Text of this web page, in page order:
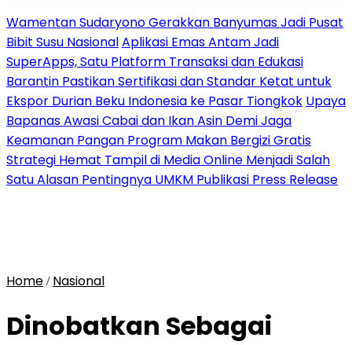
Wamentan Sudaryono Gerakkan Banyumas Jadi Pusat
Bibit Susu NasionalAplikasi Emas Antam Jadi
SuperApps, Satu Platform Transaksi dan Edukasi
Barantin Pastikan Sertifikasi dan Standar Ketat untuk
Ekspor Durian Beku Indonesia ke Pasar Tiongkok Upaya
Bapanas Awasi Cabai dan Ikan Asin Demi Jaga
Keamanan Pangan Program Makan Bergizi Gratis
Strategi Hemat Tampil di Media Online Menjadi Salah
Satu Alasan Pentingnya UMKM Publikasi Press Release
Home / Nasional
Dinobatkan Sebagai